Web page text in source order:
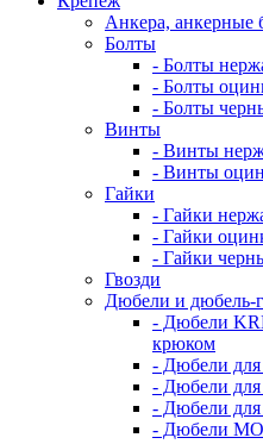
Анкера, анкерные
Болты
- Болты
- Болты
- Болты
Винты
- Винты
- Винты
Гайки
- Гайки
- Гайки
- Гайки
Гвозди
Дюбели и дюбель-
- Дюбели
крюком
- Дюбели для
- Дюбели для
- Дюбели
- Дюбели